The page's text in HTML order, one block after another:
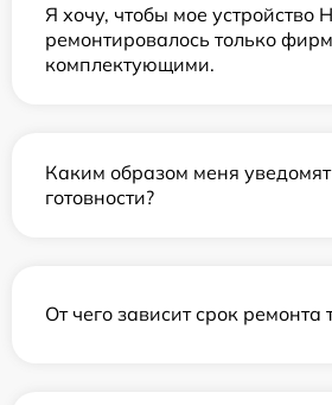
Я хочу, чтобы мое устройство
ремонтировалось только
комплектующими.
Каким образом меня
готовности?
От чего зависит срок ремонта